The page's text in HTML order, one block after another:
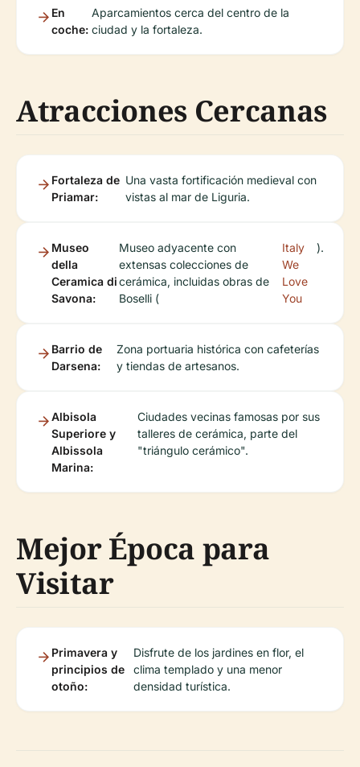
En
coche:
Aparcamientos cerca del centro de la
ciudad y la fortaleza.
Atracciones Cercanas
Fortaleza de
Priamar:
Una vasta fortificación medieval con
vistas al mar de Liguria.
Museo
della
Ceramica di
Savona:
Museo adyacente con
extensas colecciones de
cerámica, incluidas obras de
Boselli (
Italy
We
Love
You
).
Barrio de
Darsena:
Zona portuaria histórica con cafeterías
y tiendas de artesanos.
Albisola
Superiore y
Albissola
Marina:
Ciudades vecinas famosas por sus
talleres de cerámica, parte del
"triángulo cerámico".
Mejor Época para
Visitar
Primavera y
principios de
otoño:
Disfrute de los jardines en flor, el
clima templado y una menor
densidad turística.